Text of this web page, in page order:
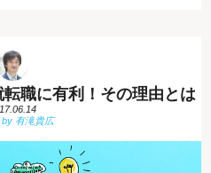
職に有利！その理由とは